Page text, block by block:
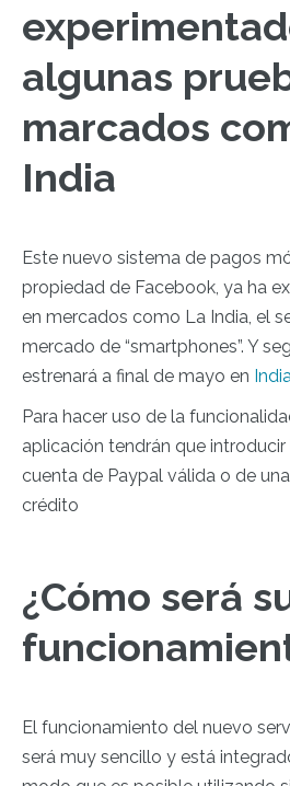
algunas
marcados
India
Este nuevo sistema de pagos
propiedad de Facebook, ya ha
en mercados como La India, el
mercado de “smartphones”. Y
estrenará a final de mayo en
Para hacer uso de la
aplicación tendrán que
cuenta de Paypal válida o de
crédito
¿Cómo será
El funcionamiento del nuevo
será muy sencillo y está